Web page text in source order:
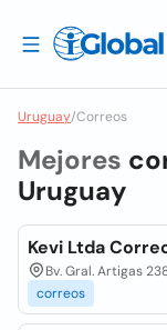
Uruguay/Correos
Mejores
Uruguay
Kevi Ltda
Bv. Gral. Artigas
correos